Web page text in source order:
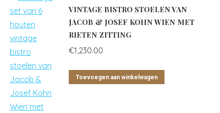
VINTAGE BISTRO STOELEN VAN
JACOB & JOSEF KOHN WIEN MET
RIETEN ZITTING
€1,230.00
Toevoegen aan winkelwagen